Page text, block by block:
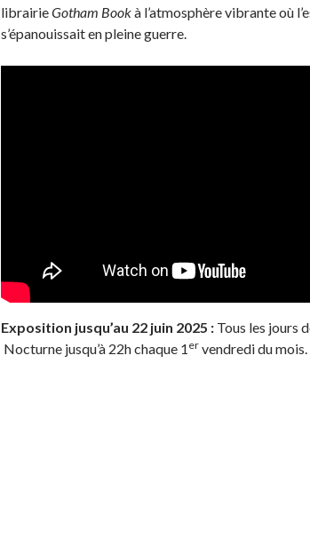
librairieGotham Bookà l’atmosphère vibrante où
s’épanouissait en pleine guerre.
Exposition jusqu’au 22 juin 2025 : Tous les jours
Nocturne jusqu’à 22h chaque 1 er vendredi du mois.